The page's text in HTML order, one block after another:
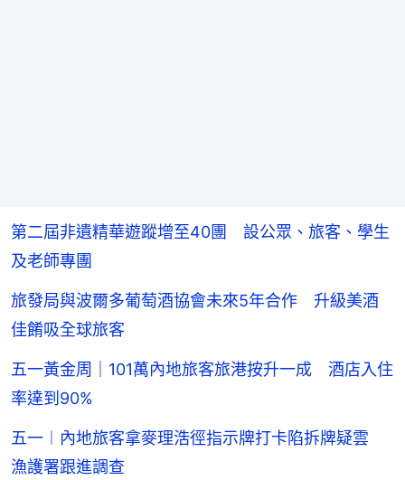
第二屆非遺精華遊蹤增至40團 設公眾、旅客、學生
及老師專團
旅發局與波爾多葡萄酒協會未來5年合作 升級美酒
佳餚吸全球旅客
五一黃金周｜101萬內地旅客旅港按升一成 酒店入住
率達到90%
五一︱內地旅客拿麥理浩徑指示牌打卡陷拆牌疑雲
漁護署跟進調查